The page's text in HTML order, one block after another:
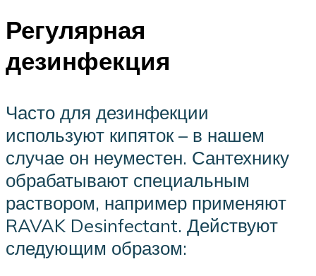
Регулярная
дезинфекция
Часто для дезинфекции
используют кипяток – в нашем
случае он неуместен. Сантехнику
обрабатывают специальным
раствором, например применяют
RAVAK Desinfectant. Действуют
следующим образом: